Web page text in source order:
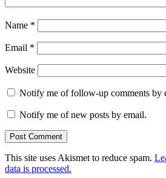
Name *
Email *
Website
Notify me of follow-up comments by
Notify me of new posts by email.
This site uses Akismet to reduce spam.
data is processed.